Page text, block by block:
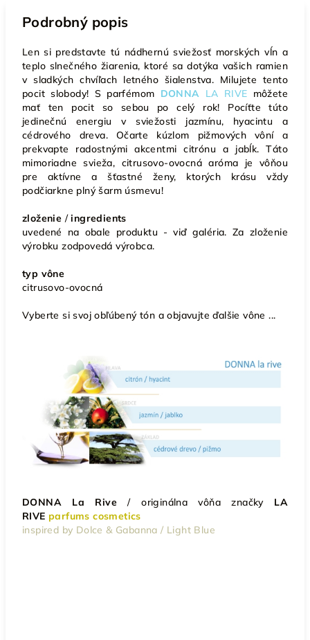
Podrobný popis
Len si predstavte tú nádhernú sviežosť morských vĺn a
teplo slnečného žiarenia, ktoré sa dotýka vašich ramien
v sladkých chvíľach letného šialenstva. Milujete tento
pocit slobody! S parfémom DONNA LA RIVE môžete
mať ten pocit so sebou po celý rok!
Pocíťte túto
jedinečnú energiu v sviežosti jazmínu, hyacintu a
cédrového dreva.
Očarte kúzlom pižmových vôní a
prekvapte radostnými akcentmi citrónu a jabĺk. Táto
mimoriadne svieža, citrusovo-ovocná aróma je vôňou
pre aktívne a šťastné ženy, ktorých krásu vždy
podčiarkne plný šarm úsmevu!
zloženie /ingredients
uvedené na obale produktu - viď galéria. Za zloženie
výrobku zodpovedá výrobca.
typ vône
citrusovo-ovocná
Vyberte si svoj obľúbený tón a objavujte ďalšie vône ...
DONNA La Rive/ originálna vôňa značky
LA
RIVE parfums cosmetics
inspired by Dolce & Gabanna / Light Blue